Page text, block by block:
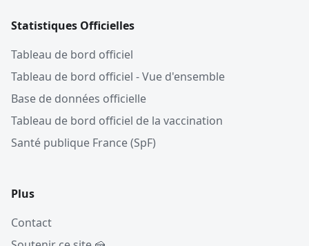
Statistiques Officielles
Tableau de bord officiel
Tableau de bord officiel - Vue d'ensemble
Base de données officielle
Tableau de bord officiel de la vaccination
Santé publique France (SpF)
Plus
Contact